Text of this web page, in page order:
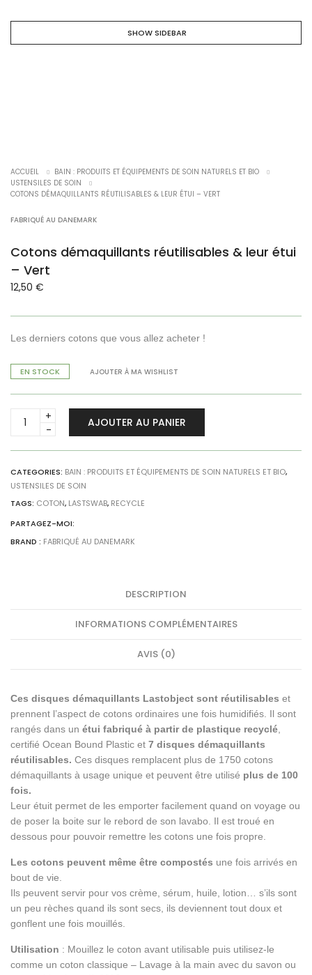
SHOW SIDEBAR
ACCUEIL
BAIN : PRODUITS ET ÉQUIPEMENTS DE SOIN NATURELS ET BIO
USTENSILES DE SOIN
COTONS DÉMAQUILLANTS RÉUTILISABLES & LEUR ÉTUI – VERT
FABRIQUÉ AU DANEMARK
Cotons démaquillants réutilisables & leur étui
– Vert
12,50 €
Les derniers cotons que vous allez acheter !
EN STOCK
Cotons
démaquillants
leur
étui
-
AJOUTER AU PANIER
AJOUTER À MA WISHLIST
CATEGORIES: BAIN : PRODUITS ET ÉQUIPEMENTS DE SOIN NATURELS ET BIO,
USTENSILES DE SOIN
TAGS: COTON, LASTSWAB, RECYCLE
PARTAGEZ-MOI:
BRAND : FABRIQUÉ AU DANEMARK
DESCRIPTION
INFORMATIONS COMPLÉMENTAIRES
AVIS (0)
Ces disques démaquillants Lastobject sont réutilisables et
prennent l’aspect de cotons ordinaires une fois humidifiés. Il sont
rangés dans un étui fabriqué à partir de plastique recyclé,
certifié Ocean Bound Plastic et 7 disques démaquillants
réutilisables. Ces disques remplacent plus de 1750 cotons
démaquillants à usage unique et peuvent être utilisé plus de 100
fois.
Leur étuit permet de les emporter facilement quand on voyage ou
de poser la boite sur le rebord de son lavabo. Il est troué en
dessous pour pouvoir remettre les cotons une fois propre.
Les cotons peuvent même être compostés une fois arrivés en
bout de vie.
Ils peuvent servir pour vos crème, sérum, huile, lotion… s’ils sont
un peu rèches quand ils sont secs, ils deviennent tout doux et
gonflent une fois mouillés.
Utilisation : Mouillez le coton avant utilisable puis utilisez-le
comme un coton classique – Lavage à la main avec du savon ou